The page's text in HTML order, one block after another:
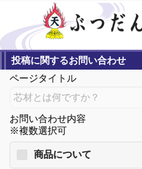
投稿に関するお問い合わせ
ページタイトル
お問い合わせ内容
※複数選択可
商品について